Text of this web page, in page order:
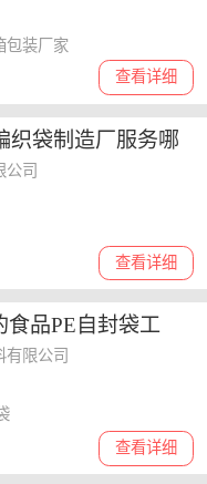
查看详细
包装厂家
织袋制造厂服务哪
深度解析
公司
查看详细
食品PE自封袋工
且性价比高
有限公司
查看详细